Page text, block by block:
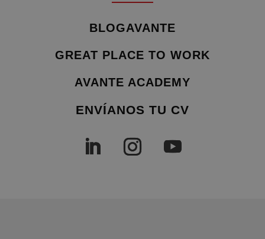
BLOGAVANTE
GREAT PLACE TO WORK
AVANTE ACADEMY
ENVÍANOS TU CV